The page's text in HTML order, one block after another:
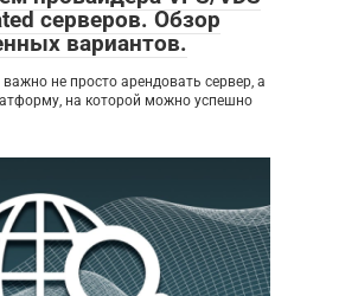
серверов. Обзор
вариантов.
не просто арендовать сервер, а
на которой можно успешно